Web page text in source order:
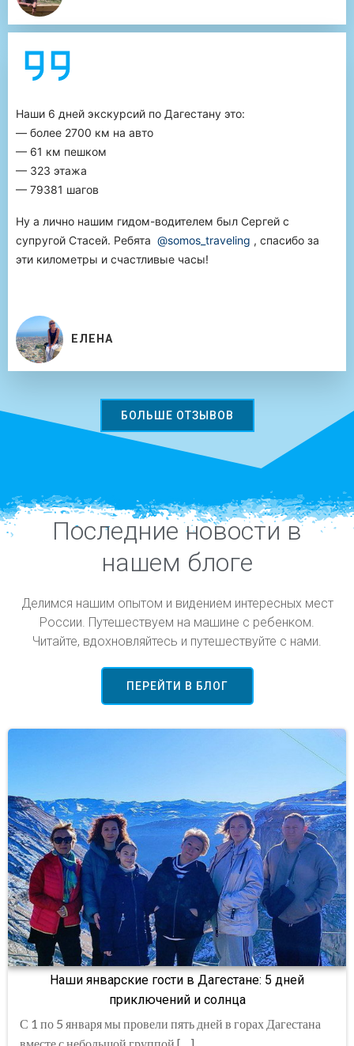
Наши 6 дней экскурсий по Дагестану это:
— более 2700 км на авто
— 61 км пешком
— 323 этажа
— 79381 шагов
Ну а лично нашим гидом-водителем был Сергей с
супругой Стасей. Ребята @somos_traveling , спасибо за
эти километры и счастливые часы!
ЕЛЕНА
БОЛЬШЕ ОТЗЫВОВ
Последние новости в
нашем блоге
Делимся нашим опытом и видением интересных мест
России. Путешествуем на машине с ребенком.
Читайте, вдохновляйтесь и путешествуйте с нами.
ПЕРЕЙТИ В БЛОГ
Наши январские гости в Дагестане: 5 дней
приключений и солнца
С 1 по 5 января мы провели пять дней в горах Дагестана